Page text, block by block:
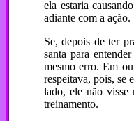
ela estaria
adiante com a ação.
Se, depois de ter
santa para
mesmo erro. Em
respeitava, pois, se
lado, ele não visse
treinamento.